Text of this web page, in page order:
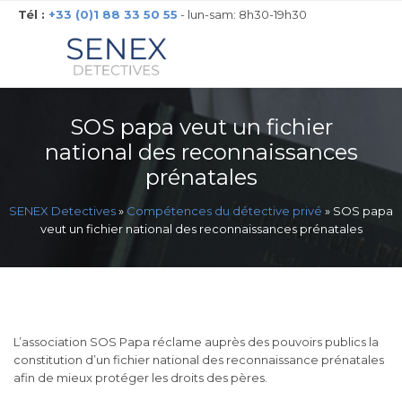
Tél : +33 (0)1 88 33 50 55 - lun-sam: 8h30-19h30
SOS papa veut un fichier
national des reconnaissances
prénatales
SENEX Detectives» Compétences du détective privé » SOS papa
veut un fichier national des reconnaissances prénatales
L’association SOS Papa réclame auprès des pouvoirs publics la
constitution d’un fichier national des reconnaissance prénatales
afin de mieux protéger les droits des pères.